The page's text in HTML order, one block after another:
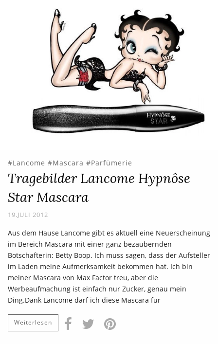
Lancome Mascara Parfümerie
Tragebilder Lancome Hypnôse
Star Mascara
19.JULI 2012
Aus dem Hause Lancome gibt es aktuell eine Neuerscheinung
im Bereich Mascara mit einer ganz bezaubernden
Botschafterin: Betty Boop. Ich muss sagen, dass der Aufsteller
im Laden meine Aufmerksamkeit bekommen hat. Ich bin
meiner Mascara von Max Factor treu, aber die
Werbeaufmachung ist einfach nur Zucker, genau mein
Ding.Dank Lancome darf ich diese Mascara für
Weiterlesen